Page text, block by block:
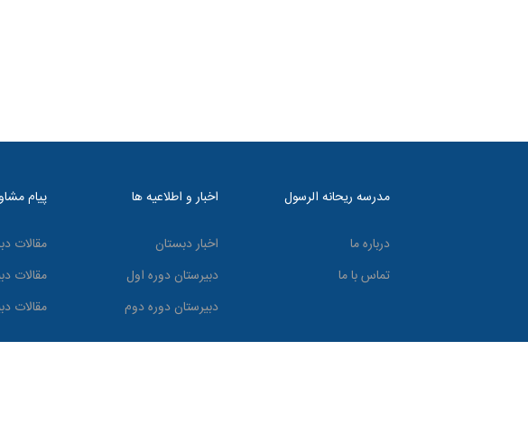
مدرسه ریحانه الرسول
درباره ما
تماس با ما
اخبار و اطلاعیه ها
اخبار دبستان
دبیرستان دوره اول
دبیرستان دوره دوم
پیام
مقالات
مقالات
مقالات